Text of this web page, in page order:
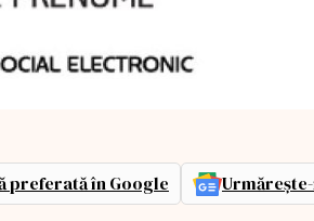
preferată în Google